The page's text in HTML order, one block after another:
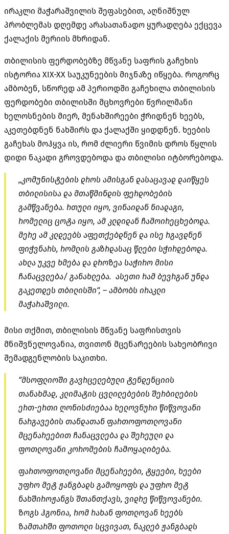
ირაკლი მაჭარაშვილის შეფასებით, აღნიშნულ
პრობლემას დღემდე არასათანადო ყურადღება ექცევა
ქალაქის მერიის მხრიდან.
თბილისის ფერდობებზე მწვანე საფრის გაჩეხის
ისტორია XIX-XX საუკუნეების მიჯნაზე იწყება. როგორც
ამბობენ, სწორედ ამ პერიოდში გაჩეხილა თბილისის
ფერდობები თბილისში მცხოვრები წვრილმანი
ხელოსნების მიერ, მენახშირეები ჭრიდნენ ხეებს,
აკეთებდნენ ნახშირს და ქალაქში ყიდდნენ. ხეების
გაჩეხას მოჰყვა ის, რომ ძლიერი წვიმის დროს წყლის
დიდი ნაკადი გროვდებოდა და თბილისი იტბორებოდა.
„კომუნისტების დროს ამისგან დასაცავად დაიწყეს
თბილისისა და მთაწმინდის ფერდობების
გამწვანება. რთული იყო, ვინაიდან ნიადაგი,
რომელიც ცოტა იყო, ამ კლდიდან ჩამოირეცხებოდა.
მერე ამ კლდეებს აფეთქებდნენ და ისე რგავდნენ
ფიჭვნარს, რომლის გაზრდასაც წლები სჭირდებოდა.
ახლა უკვე ხმება და დროზეა საჭირო მისი
ჩანაცვლება/ განახლება. ასეთი რამ ბევრგან უნდა
გაკეთდეს თბილისში“, – ამბობს ირაკლი
მაჭარაშვილი.
მისი თქმით, თბილისის მწვანე საფრისთვის
მნიშვნელოვანია, თვითონ მცენარეების სახეობრივი
შემადგენლობის საკითხი.
“მსოფლიოში გავრცელებული ტენდენციის
თანახმად, კლიმატის ცვლილებების შერბილების
ერთ-ერთი ღონისძიებაა ხელოვნური წიწვოვანი
ნარგავების თანდათან ფართოფოთლოვანი
მცენარეებით ჩანაცვლება და შერეული და
ფოთლოვანი კორომების ჩამოყალიბება.
ფართოფოთლოვანი მცენარეები, ტყეები, ხეები
უფრო მეტ ჟანგბადს გამოყოფს და უფრო მეტ
ნახშიროჟანგს შთანთქავს, ვიდრე წიწვოვანები.
ზოგს ჰგონია, რომ რახან ფოთლოვან ხეებს
ზამთარში ფოთოლი სცვივათ, ნაკლებ ჟანგბადს